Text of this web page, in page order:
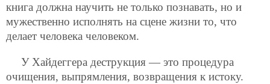
книга должна научить не только познавать, но и
мужественно исполнять на сцене жизни то, что
делает человека человеком.
У Хайдеггера деструкция — это процедура
очищения, выпрямления, возвращения к истоку.